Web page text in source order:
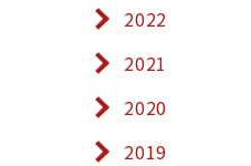
2022
2021
2020
2019